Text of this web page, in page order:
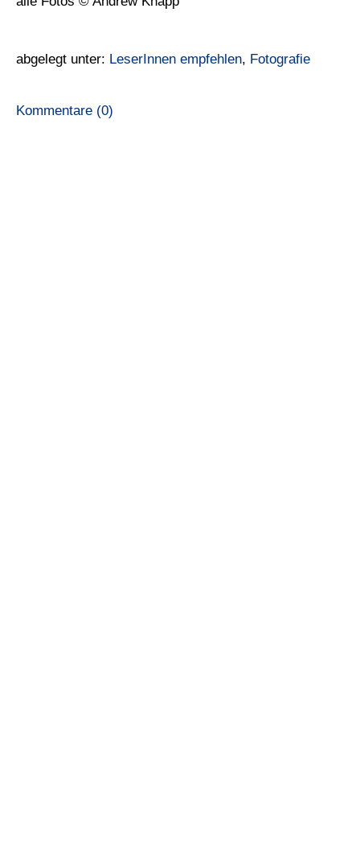
abgelegt unter: LeserInnen empfehlen, Fotografie
Kommentare (0)